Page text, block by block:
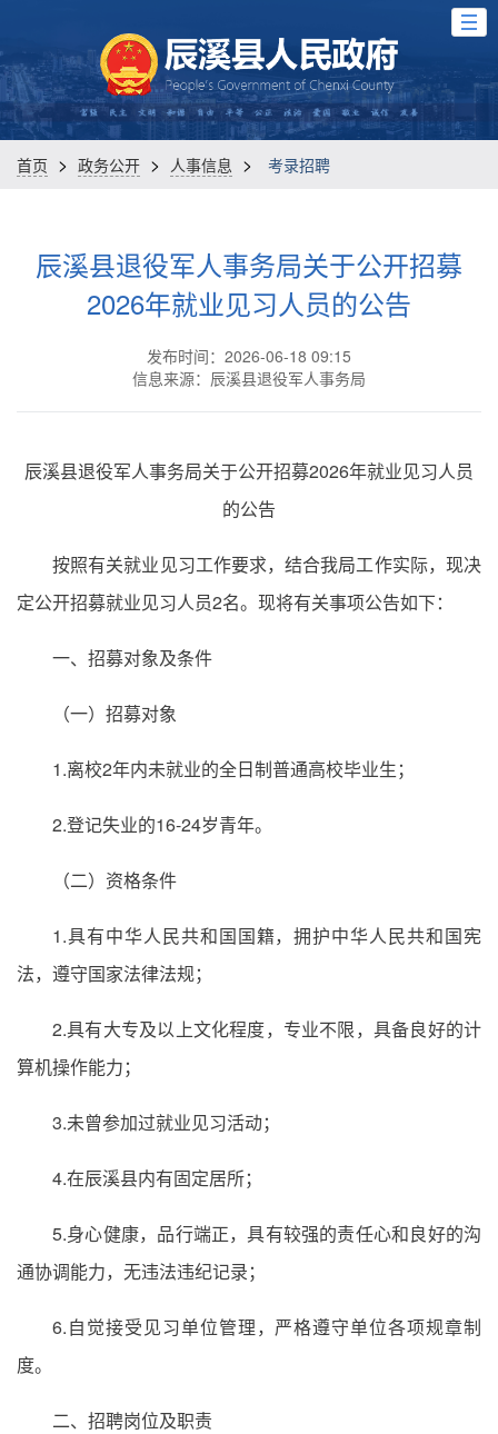
首页 > 政务公开 > 人事信息 > 考录招聘
辰溪县退役军人事务局关于公开招募
2026年就业见习人员的公告
发布时间：2026-06-18 09:15
信息来源：辰溪县退役军人事务局
辰溪县退役军人事务局关于公开招募2026年就业见习人员
的公告
按照有关就业见习工作要求，结合我局工作实际，现决
定公开招募就业见习人员2名。现将有关事项公告如下：
一、招募对象及条件
（一）招募对象
1.离校2年内未就业的全日制普通高校毕业生；
2.登记失业的16-24岁青年。
（二）资格条件
1.具有中华人民共和国国籍，拥护中华人民共和国宪
法，遵守国家法律法规；
2.具有大专及以上文化程度，专业不限，具备良好的计
算机操作能力；
3.未曾参加过就业见习活动；
4.在辰溪县内有固定居所；
5.身心健康，品行端正，具有较强的责任心和良好的沟
通协调能力，无违法违纪记录；
6.自觉接受见习单位管理，严格遵守单位各项规章制
度。
二、招聘岗位及职责